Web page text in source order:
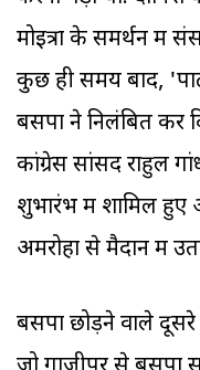
मोइत्रा के समर्थन में
कुछ ही समय बाद,
बसपा ने निलंबित कर
कांग्रेस सांसद राहुल
शुभारंभ में शामिल हुए
अमरोहा से मैदान में
बसपा छोड़ने वाले